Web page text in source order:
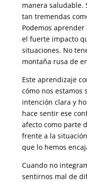
manera saludable.
tan tremendas
Podemos
el fuerte impacto
situaciones. No
montaña rusa de
Este aprendizaje
cómo nos estamos
intención clara y
hace sentir ese
afecto como parte
frente a la
que lo hemos
Cuando no
sentirnos mal de